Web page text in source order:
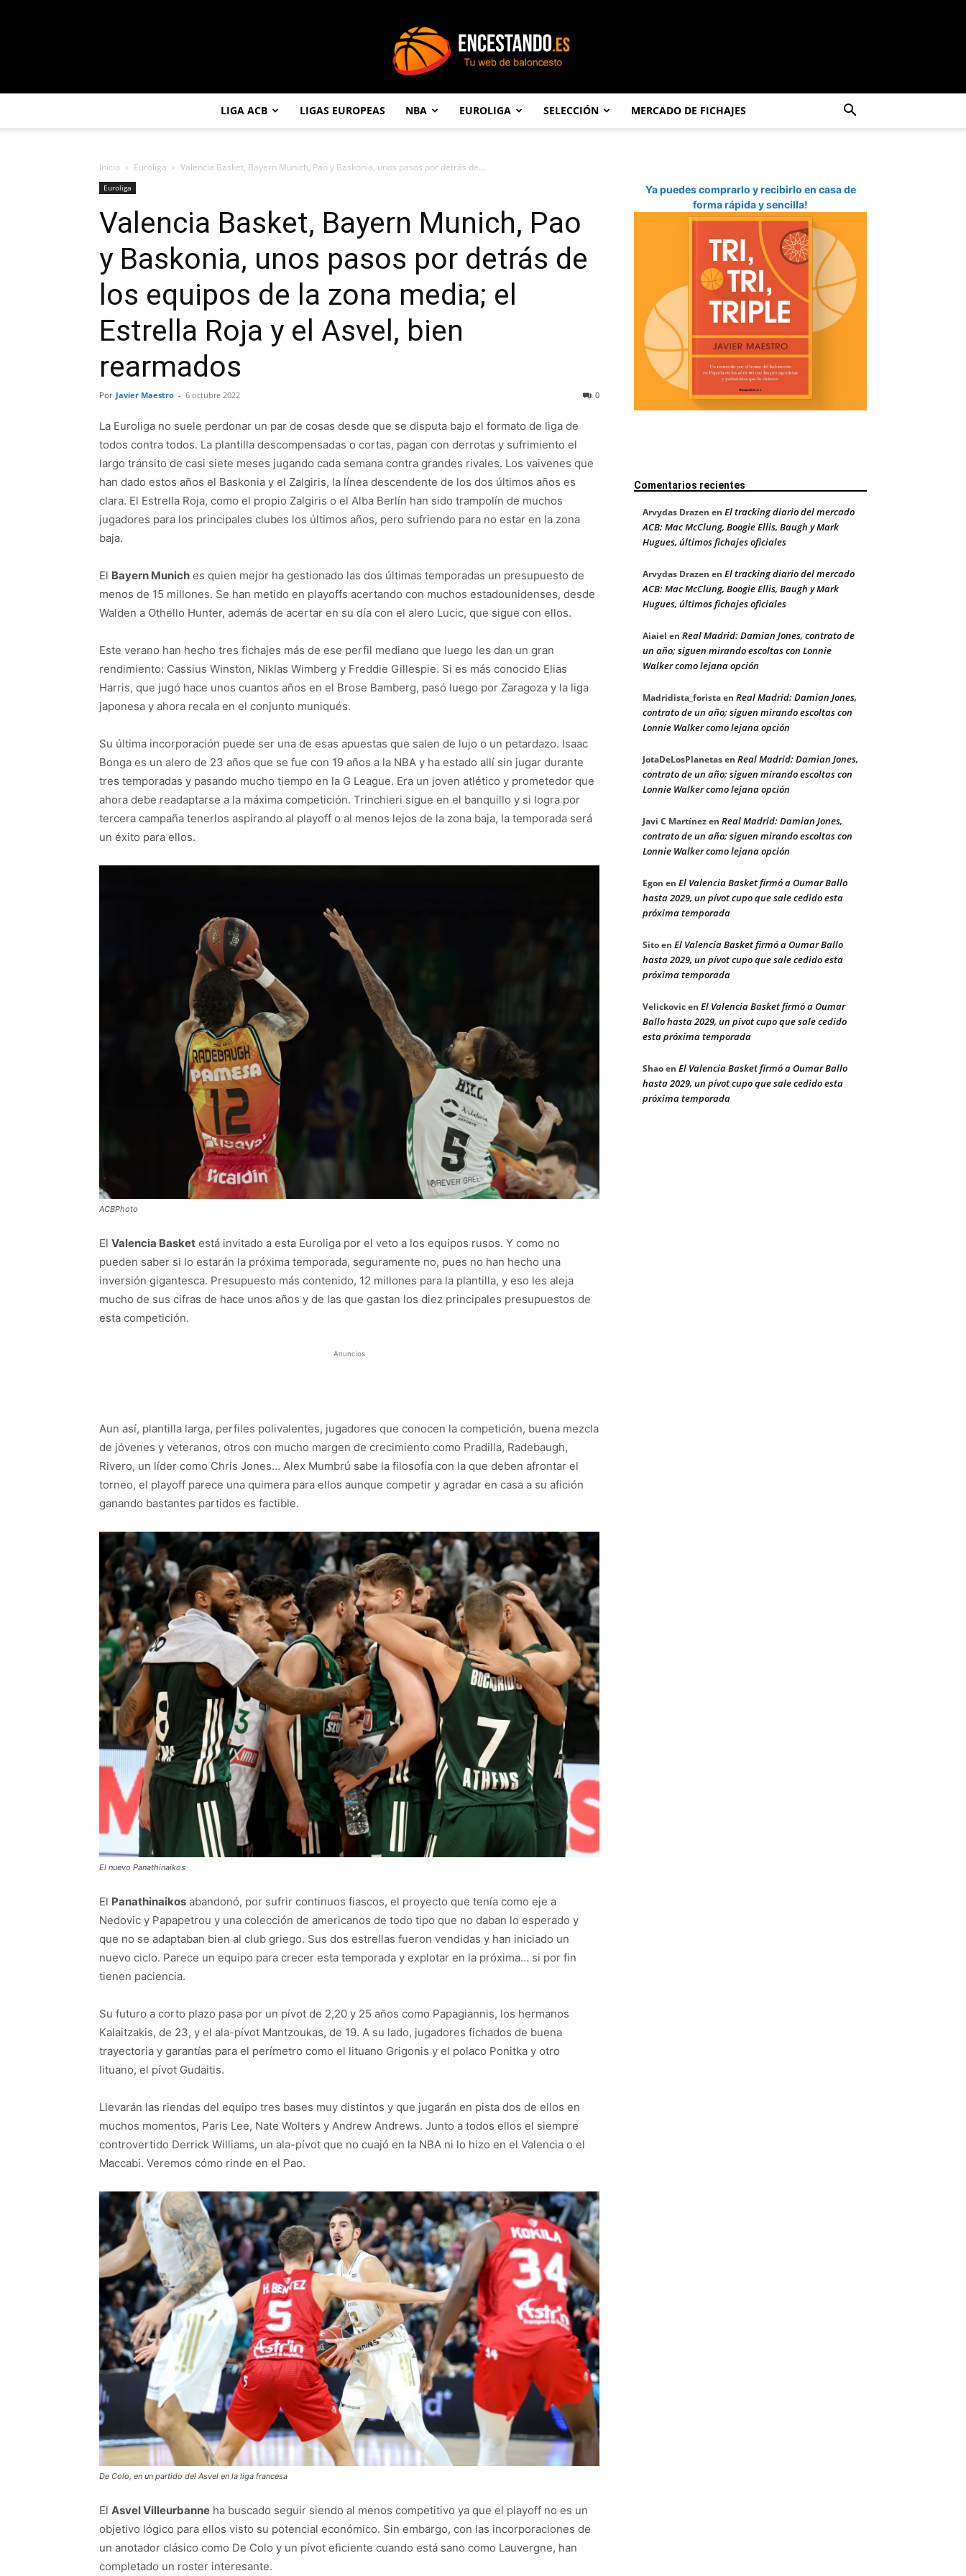
LIGA ACB LIGAS EUROPEAS NBA EUROLIGA SELECCIÓN MERCADO DE FICHAJES
Inicio Euroliga Valencia Basket, Bayern Munich, Pao y Baskonia, unos pasos por detrás de...
Euroliga
Valencia Basket, Bayern Munich, Pao
y Baskonia, unos pasos por detrás de
los equipos de la zona media; el
Estrella Roja y el Asvel, bien
rearmados
Por Javier Maestro - 6 octubre 2022 0
La Euroliga no suele perdonar un par de cosas desde que se disputa bajo el formato de liga de
todos contra todos. La plantilla descompensadas o cortas, pagan con derrotas y sufrimiento el
largo tránsito de casi siete meses jugando cada semana contra grandes rivales. Los vaivenes que
han dado estos años el Baskonia y el Zalgiris, la línea descendente de los dos últimos años es
clara. El Estrella Roja, como el propio Zalgiris o el Alba Berlín han sido trampolín de muchos
jugadores para los principales clubes los últimos años, pero sufriendo para no estar en la zona
baja.
El Bayern Munich es quien mejor ha gestionado las dos últimas temporadas un presupuesto de
menos de 15 millones. Se han metido en playoffs acertando con muchos estadounidenses, desde
Walden a Othello Hunter, además de acertar en su día con el alero Lucic, que sigue con ellos.
Este verano han hecho tres fichajes más de ese perfil mediano que luego les dan un gran
rendimiento: Cassius Winston, Niklas Wimberg y Freddie Gillespie. Si es más conocido Elias
Harris, que jugó hace unos cuantos años en el Brose Bamberg, pasó luego por Zaragoza y la liga
japonesa y ahora recala en el conjunto muniqués.
Su última incorporación puede ser una de esas apuestas que salen de lujo o un petardazo. Isaac
Bonga es un alero de 23 años que se fue con 19 años a la NBA y ha estado allí sin jugar durante
tres temporadas y pasando mucho tiempo en la G League. Era un joven atlético y prometedor que
ahora debe readaptarse a la máxima competición. Trinchieri sigue en el banquillo y si logra por
tercera campaña tenerlos aspirando al playoff o al menos lejos de la zona baja, la temporada será
un éxito para ellos.
ACBPhoto
El Valencia Basket está invitado a esta Euroliga por el veto a los equipos rusos. Y como no
pueden saber si lo estarán la próxima temporada, seguramente no, pues no han hecho una
inversión gigantesca. Presupuesto más contenido, 12 millones para la plantilla, y eso les aleja
mucho de sus cifras de hace unos años y de las que gastan los diez principales presupuestos de
esta competición.
Anuncios
Aun así, plantilla larga, perfiles polivalentes, jugadores que conocen la competición, buena mezcla
de jóvenes y veteranos, otros con mucho margen de crecimiento como Pradilla, Radebaugh,
Rivero, un líder como Chris Jones… Alex Mumbrú sabe la filosofía con la que deben afrontar el
torneo, el playoff parece una quimera para ellos aunque competir y agradar en casa a su afición
ganando bastantes partidos es factible.
El nuevo Panathinaikos
El Panathinaikos abandonó, por sufrir continuos fiascos, el proyecto que tenía como eje a
Nedovic y Papapetrou y una colección de americanos de todo tipo que no daban lo esperado y
que no se adaptaban bien al club griego. Sus dos estrellas fueron vendidas y han iniciado un
nuevo ciclo. Parece un equipo para crecer esta temporada y explotar en la próxima… si por fin
tienen paciencia.
Su futuro a corto plazo pasa por un pívot de 2,20 y 25 años como Papagiannis, los hermanos
Kalaitzakis, de 23, y el ala-pívot Mantzoukas, de 19. A su lado, jugadores fichados de buena
trayectoria y garantías para el perímetro como el lituano Grigonis y el polaco Ponitka y otro
lituano, el pívot Gudaitis.
Llevarán las riendas del equipo tres bases muy distintos y que jugarán en pista dos de ellos en
muchos momentos, Paris Lee, Nate Wolters y Andrew Andrews. Junto a todos ellos el siempre
controvertido Derrick Williams, un ala-pívot que no cuajó en la NBA ni lo hizo en el Valencia o el
Maccabi. Veremos cómo rinde en el Pao.
De Colo, en un partido del Asvel en la liga francesa
El Asvel Villeurbanne ha buscado seguir siendo al menos competitivo ya que el playoff no es un
objetivo lógico para ellos visto su potencial económico. Sin embargo, con las incorporaciones de
un anotador clásico como De Colo y un pívot eficiente cuando está sano como Lauvergne, han
completado un roster interesante.
Ya puedes comprarlo y recibirlo en casa de
forma rápida y sencilla!
Comentarios recientes
Arvydas Drazen en El tracking diario del mercado
ACB: Mac McClung, Boogie Ellis, Baugh y Mark
Hugues, últimos fichajes oficiales
Arvydas Drazen en El tracking diario del mercado
ACB: Mac McClung, Boogie Ellis, Baugh y Mark
Hugues, últimos fichajes oficiales
Aiaiel en Real Madrid: Damian Jones, contrato de
un año; siguen mirando escoltas con Lonnie
Walker como lejana opción
Madridista_foristaen Real Madrid: Damian Jones,
contrato de un año; siguen mirando escoltas con
Lonnie Walker como lejana opción
JotaDeLosPlanetasen Real Madrid: Damian Jones,
contrato de un año; siguen mirando escoltas con
Lonnie Walker como lejana opción
Javi C Martínezen Real Madrid: Damian Jones,
contrato de un año; siguen mirando escoltas con
Lonnie Walker como lejana opción
Egon en El Valencia Basket firmó a Oumar Ballo
hasta 2029, un pívot cupo que sale cedido esta
próxima temporada
Sitoen El Valencia Basket firmó a Oumar Ballo
hasta 2029, un pívot cupo que sale cedido esta
próxima temporada
Velickovicen El Valencia Basket firmó a Oumar
Ballo hasta 2029, un pívot cupo que sale cedido
esta próxima temporada
Shaoen El Valencia Basket firmó a Oumar Ballo
hasta 2029, un pívot cupo que sale cedido esta
próxima temporada